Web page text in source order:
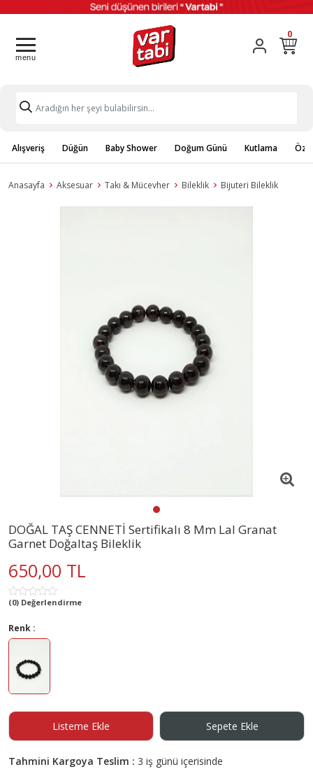
0
Alışveriş Düğün Baby Shower Doğum Günü Kutlama
Anasayfa Aksesuar Takı & Mücevher Bileklik Bijuteri Bileklik
DOĞAL TAŞ CENNETİ Sertifikalı 8 Mm Lal Granat
Garnet Doğaltaş Bileklik
650,00 TL
(0) Değerlendirme
Renk :
Listeme Ekle Sepete Ekle
Tahmini Kargoya Teslim : 3 iş günü içerisinde